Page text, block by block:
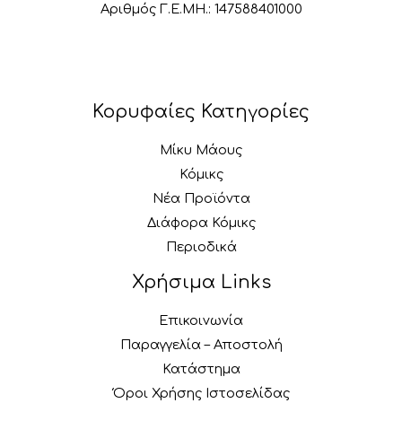
Αριθμός Γ.Ε.ΜΗ.: 147588401000
Κορυφαίες Κατηγορίες
Μίκυ Μάους
Κόμικς
Νέα Προϊόντα
Διάφορα Κόμικς
Περιοδικά
Χρήσιμα Links
Επικοινωνία
Παραγγελία – Αποστολή
Κατάστημα
Όροι Χρήσης Ιστοσελίδας